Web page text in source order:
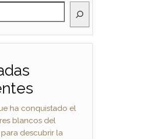
ha conquistado el
blancos del
descubrir la